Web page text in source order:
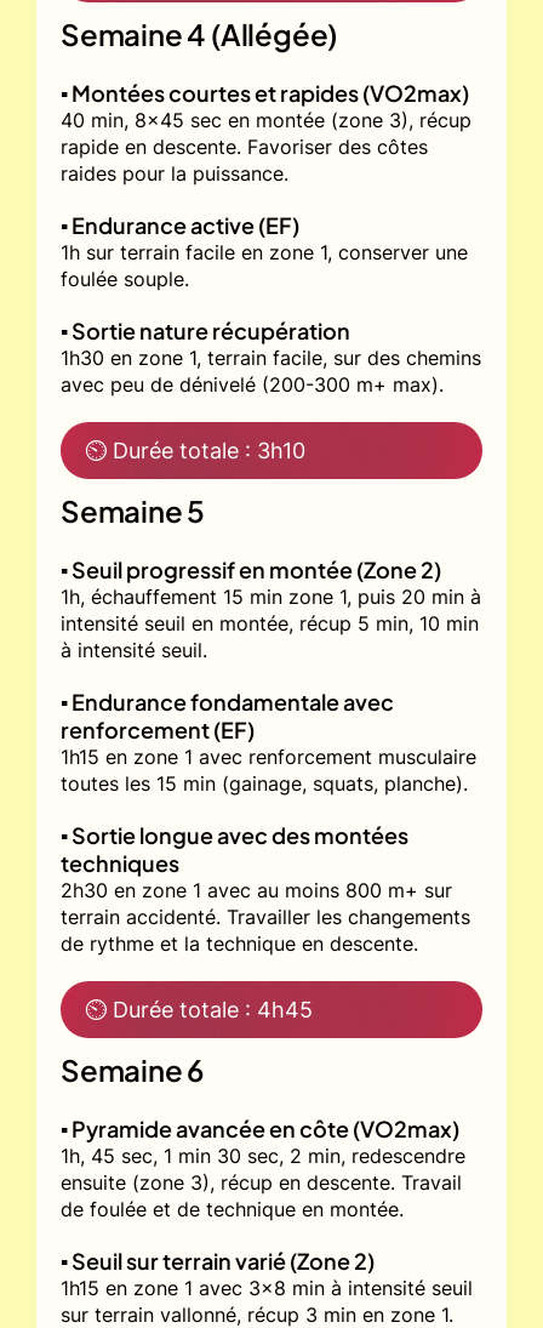
Semaine 4 (Allégée)
▪️ Montées courtes et rapides (VO2max)
40 min, 8x45 sec en montée (zone 3), récup
rapide en descente. Favoriser des côtes
raides pour la puissance.
▪️ Endurance active (EF)
1h sur terrain facile en zone 1, conserver une
foulée souple.
▪️ Sortie nature récupération
1h30 en zone 1, terrain facile, sur des chemins
avec peu de dénivelé (200-300 m+ max).
⏲ Durée totale : 3h10
Semaine 5
▪️ Seuil progressif en montée (Zone 2)
1h, échauffement 15 min zone 1, puis 20 min à
intensité seuil en montée, récup 5 min, 10 min
à intensité seuil.
▪️ Endurance fondamentale avec
renforcement (EF)
1h15 en zone 1 avec renforcement musculaire
toutes les 15 min (gainage, squats, planche).
▪️ Sortie longue avec des montées
techniques
2h30 en zone 1 avec au moins 800 m+ sur
terrain accidenté. Travailler les changements
de rythme et la technique en descente.
⏲ Durée totale : 4h45
Semaine 6
▪️ Pyramide avancée en côte (VO2max)
1h, 45 sec, 1 min 30 sec, 2 min, redescendre
ensuite (zone 3), récup en descente. Travail
de foulée et de technique en montée.
▪️ Seuil sur terrain varié (Zone 2)
1h15 en zone 1 avec 3x8 min à intensité seuil
sur terrain vallonné, récup 3 min en zone 1.